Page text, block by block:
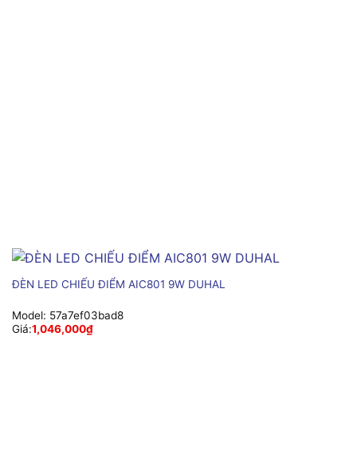
ĐÈN LED CHIẾU ĐIỂM AIC801 9W DUHAL
Model: 57a7ef03bad8
Giá:1,046,000₫